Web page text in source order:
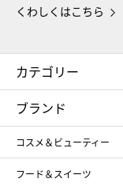
くわしくはこちら
カテゴリー
コスメ＆ビューティー
ギフト
メンズ
スポーツ・アウトドア
ブランド
コスメ＆ビューティー
SHISEIDO
フード＆スイーツ